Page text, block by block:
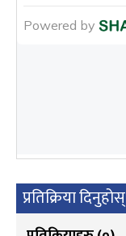
प्रतिक्रिया दिनुहोस्